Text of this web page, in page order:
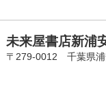
未来屋書店新浦
〒279-0012 千葉県浦